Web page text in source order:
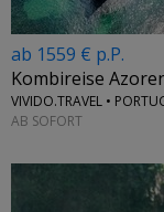
ab 1559 € p.P.
Kombireise
VIVIDO.TRAVEL •
AB SOFORT